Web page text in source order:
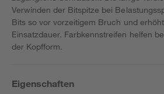
Verwinden der Bitspitze bei
Bits so vor vorzeitigem Bruch und
Einsatzdauer. Farbkennstreifen helfen
der Kopfform.
Eigenschaften